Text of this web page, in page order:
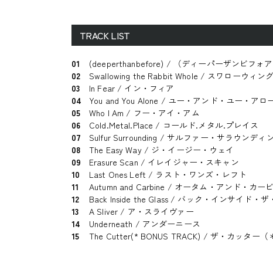
TRACK LIST
01
(deeperthanbefore) / （ディーパーザンビフォア
02
Swallowing the Rabbit Whole / スワローウィン
03
In Fear / イン・フィア
04
You and You Alone / ユー・アンド・ユー・アロ
05
Who I Am / フー・アイ・アム
06
Cold.Metal.Place / コールド.メタル.プレイス
07
Sulfur Surrounding / サルファー・サラウンディ
08
The Easy Way / ジ・イージー・ウェイ
09
Erasure Scan / イレイジャー・スキャン
10
Last Ones Left / ラスト・ワンズ・レフト
11
Autumn and Carbine / オータム・アンド・カー
12
Back Inside the Glass / バック・インサイド・ザ
13
A Sliver / ア・スライヴァー
14
Underneath / アンダーニース
15
The Cutter(* BONUS TRACK) / ザ・カッター